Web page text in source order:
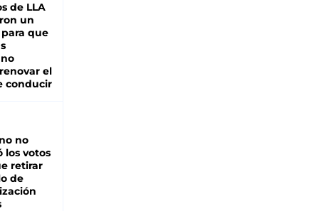
de LLA
un
que
el
conducir
no
los votos
retirar
de